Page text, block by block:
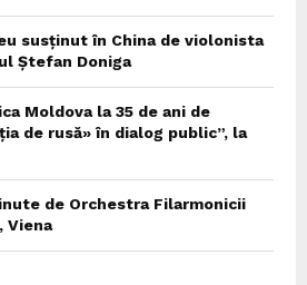
susținut în China de violonista
Ștefan Doniga
Moldova la 35 de ani de
de rusă» în dialog public”, la
de Orchestra Filarmonicii
Viena